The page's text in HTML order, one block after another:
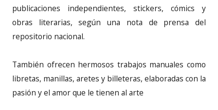
publicaciones independientes, stickers, cómics y
obras literarias, según una nota de prensa del
repositorio nacional.
También ofrecen hermosos trabajos manuales como
libretas, manillas, aretes y billeteras, elaboradas con la
pasión y el amor que le tienen al arte